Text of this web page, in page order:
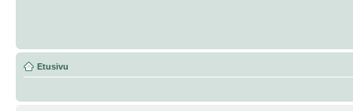
Etusivu